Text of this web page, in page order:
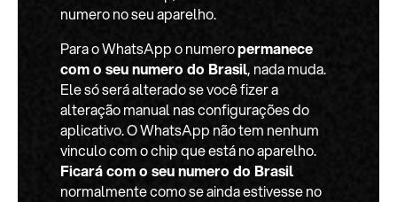
numero no seu aparelho.
Para o WhatsApp o numeropermanece
com o seu numero do Brasil, nada muda.
Ele só será alterado se você fizer a
alteração manual nas configurações do
aplicativo. O WhatsApp não tem nenhum
vinculo com o chip que está no aparelho.
Ficará com o seu numero do Brasil
normalmente como se ainda estivesse no